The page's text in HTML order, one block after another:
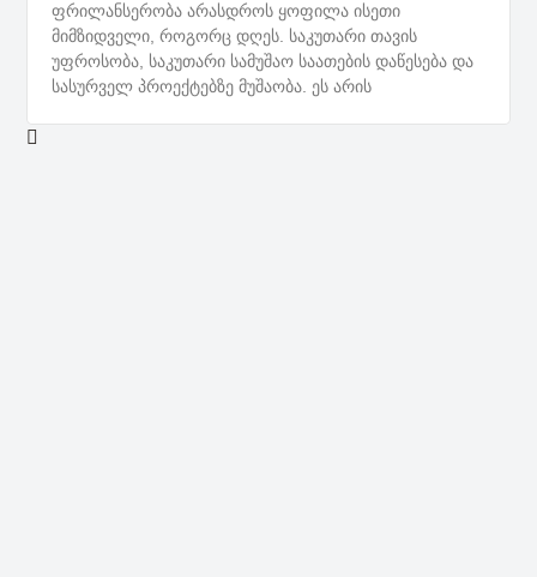
ფრილანსერობა არასდროს ყოფილა ისეთი
მიმზიდველი, როგორც დღეს. საკუთარი თავის
უფროსობა, საკუთარი სამუშაო საათების დაწესება და
სასურველ პროექტებზე მუშაობა. ეს არის